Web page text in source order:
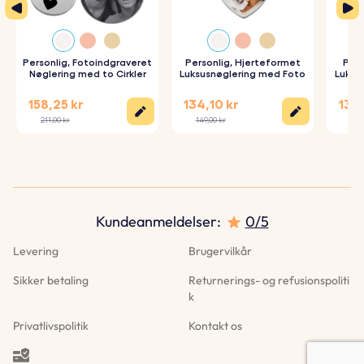
3. Indgraveret med omhu: Dine nøgleringe bliver præcist
indgraveret med dine valgte detaljer.
Lille cirkelmål: 18 mm x 18 mm
Farve:Sølv, Rose Guld, Guld
Personlig, Fotoindgraveret
Nøglering med to Cirkler
158,25 kr
211,00 kr
Personlig, Hjerteformet
Luksusnøglering med Foto
134,10 kr
149,00 kr
Levering
Brugervilkår
Sikker betaling
Returnerings- og refusionspoliti
k
Privatlivspolitik
Kontakt os
Kundeanmeldelser: 0/5